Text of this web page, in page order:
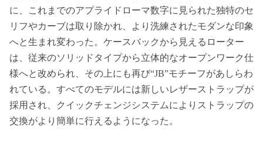
に、これまでのアプライドローマ数字に見られた独特のセ
リフやカーブは取り除かれ、より洗練されたモダンな印象
へと生まれ変わった。ケースバックから見えるローター
は、従来のソリッドタイプから立体的なオープンワーク仕
様へと改められ、その上にも再び“JB”モチーフがあしらわ
れている。すべてのモデルには新しいレザーストラップが
採用され、クイックチェンジシステムによりストラップの
交換がより簡単に行えるようになった。